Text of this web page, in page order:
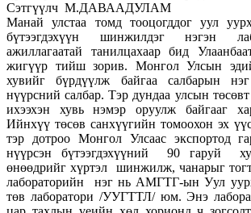
Сэтгүүлч М.ДАВААДУЛАМ
Манай улстаа томд тооцогддог уул
бүтээгдэхүүн шинжилдэг нэгэн
ажиллагаатай танилцахаар бид
жигүүр тийш зорив. Монгол Улсын
хувийг бүрдүүлж байгаа салбарын
нүүрсний салбар. Тэр дундаа улсын
ихээхэн хувь нэмэр оруулж байгааг
Ийнхүү төсөв санхүүгийн томоохон эх
тэр дотроо Монгол Улсаас экспортод
нүүрсэн бүтээгдэхүүний 90 гаруй
өнөөдрийг хүртэл шинжилж, чанарыг
лабораторийн нэг нь АМГТГ-ын Уул
төв лаборатори /УУГТТЛ/ юм. Энэ